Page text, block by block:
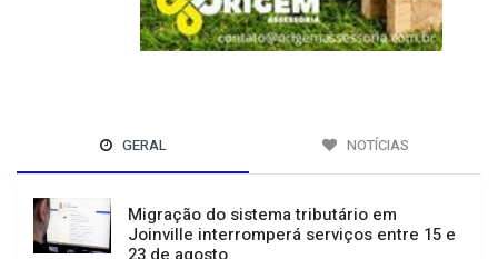
GERAL NOTÍCIAS